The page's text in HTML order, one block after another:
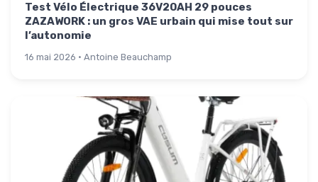
Test Vélo Électrique 36V20AH 29 pouces
ZAZAWORK : un gros VAE urbain qui mise tout sur
l’autonomie
16 mai 2026 · Antoine Beauchamp